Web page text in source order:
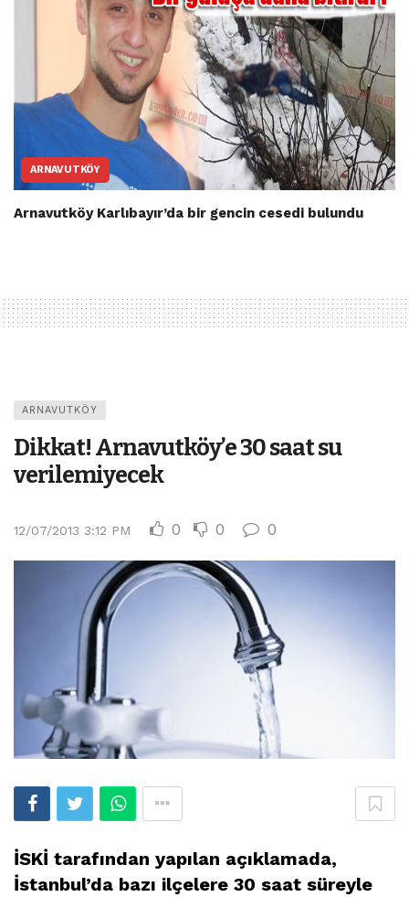
ARNAVUTKÖY
Arnavutköy Karlıbayır’da bir gencin cesedi bulundu
ARNAVUTKÖY
Dikkat! Arnavutköy’e 30 saat su
verilemiyecek
12/07/2013 3:12 PM 0 0 0
İSKİ tarafından yapılan açıklamada,
İstanbul’da bazı ilçelere 30 saat süreyle